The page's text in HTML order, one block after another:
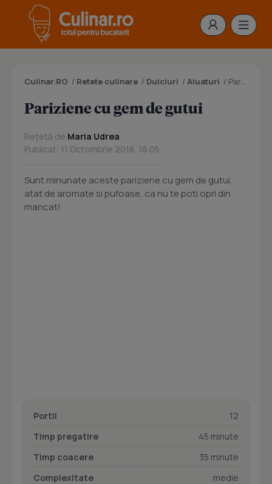
Culinar.RO / Retete culinare / Dulciuri / Aluaturi / Pariziene cu gem de gutui
Pariziene cu gem de gutui
Rețetă de Maria Udrea
Publicat: 11 Octombrie 2018, 18:05
Sunt minunate aceste pariziene cu gem de gutui,
atat de aromate si pufoase, ca nu te poti opri din
mancat!
Portii
12
Timp pregatire
45 minute
Timp coacere
35 minute
Complexitate
medie